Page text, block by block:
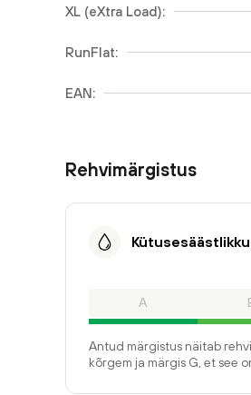
XL (eXtra Load):
RunFlat:
EAN:
Rehvimärgistus
A
Antud märgistus näitab
kõrgem ja märgis G, et see